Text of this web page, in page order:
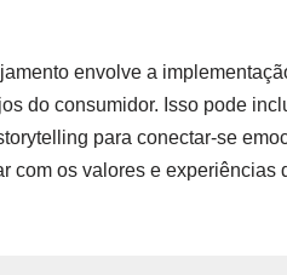
envolve a
do consumidor. Isso pode
para conectar-se
com os valores e